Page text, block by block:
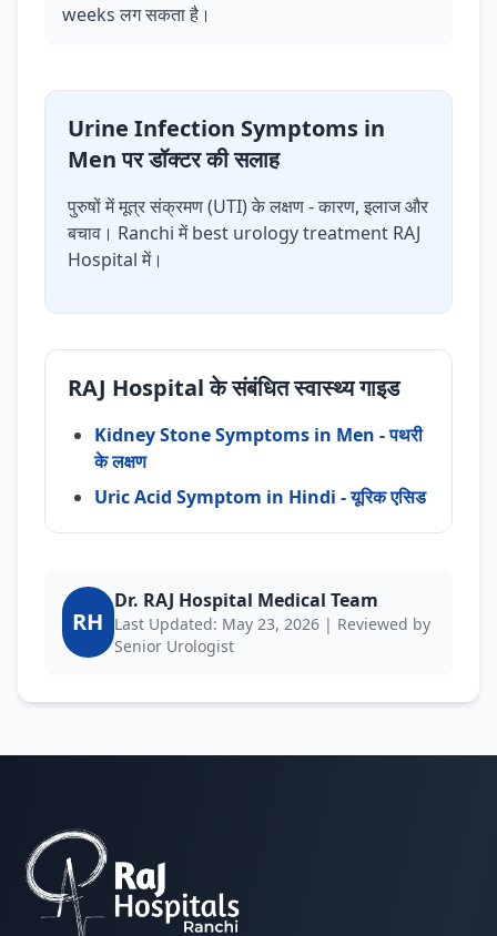
weeks लग सकता है।
Urine Infection Symptoms in
Men पर डॉक्टर की सलाह
पुरुषों में मूत्र संक्रमण (UTI) के लक्षण - कारण, इलाज और
बचाव। Ranchi में best urology treatment RAJ
Hospital में।
RAJ Hospital के संबंधित स्वास्थ्य गाइड
Kidney Stone Symptoms in Men - पथरी
के लक्षण
Uric Acid Symptom in Hindi - यूरिक एसिड
RH
Dr. RAJ Hospital Medical Team
Last Updated: May 23, 2026 | Reviewed by
Senior Urologist